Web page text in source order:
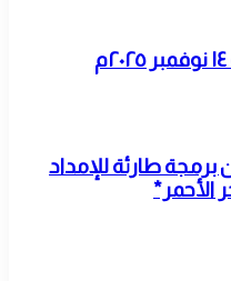
طارئة للإمداد
الأحمر*